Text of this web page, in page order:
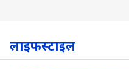
लाइफस्टाइल